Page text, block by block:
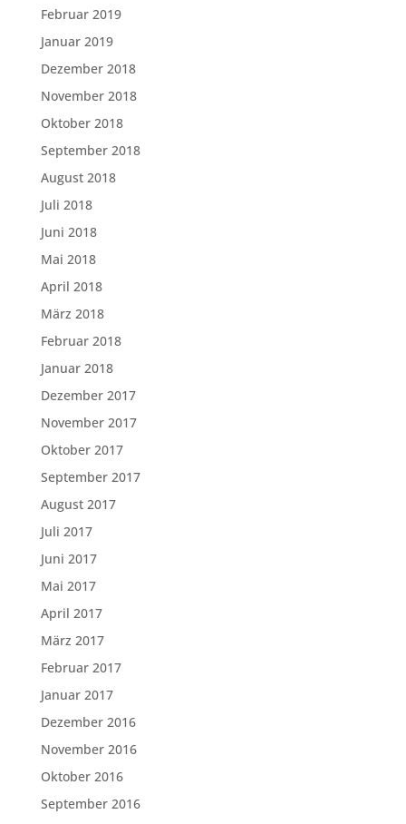
Februar 2019
Januar 2019
Dezember 2018
November 2018
Oktober 2018
September 2018
August 2018
Juli 2018
Juni 2018
Mai 2018
April 2018
März 2018
Februar 2018
Januar 2018
Dezember 2017
November 2017
Oktober 2017
September 2017
August 2017
Juli 2017
Juni 2017
Mai 2017
April 2017
März 2017
Februar 2017
Januar 2017
Dezember 2016
November 2016
Oktober 2016
September 2016